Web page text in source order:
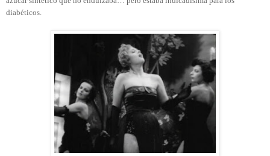
diabéticos.